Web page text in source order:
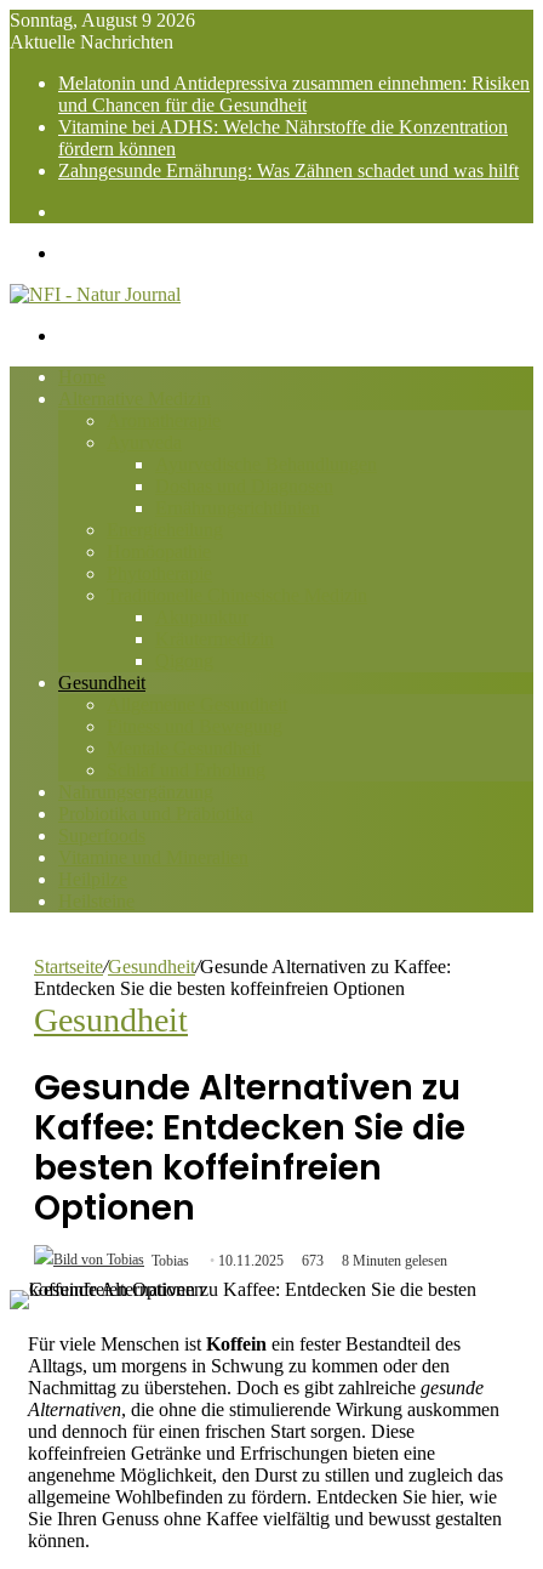
Sonntag, August 9 2026
Aktuelle Nachrichten
Melatonin und Antidepressiva zusammen einnehmen: Risiken
und Chancen für die Gesundheit
Vitamine bei ADHS: Welche Nährstoffe die Konzentration
fördern können
Zahngesunde Ernährung: Was Zähnen schadet und was hilft
Gesundheit
Startseite/Gesundheit/Gesunde Alternativen zu Kaffee:
Entdecken Sie die besten koffeinfreien Optionen
Gesundheit
Gesunde Alternativen zu
Kaffee: Entdecken Sie die
besten koffeinfreien
Optionen
Tobias 10.11.2025 673 8 Minuten gelesen
Für viele Menschen ist Koffein ein fester Bestandteil des
Alltags, um morgens in Schwung zu kommen oder den
Nachmittag zu überstehen. Doch es gibt zahlreiche gesunde
Alternativen, die ohne die stimulierende Wirkung auskommen
und dennoch für einen frischen Start sorgen. Diese
koffeinfreien Getränke und Erfrischungen bieten eine
angenehme Möglichkeit, den Durst zu stillen und zugleich das
allgemeine Wohlbefinden zu fördern. Entdecken Sie hier, wie
Sie Ihren Genuss ohne Kaffee vielfältig und bewusst gestalten
können.